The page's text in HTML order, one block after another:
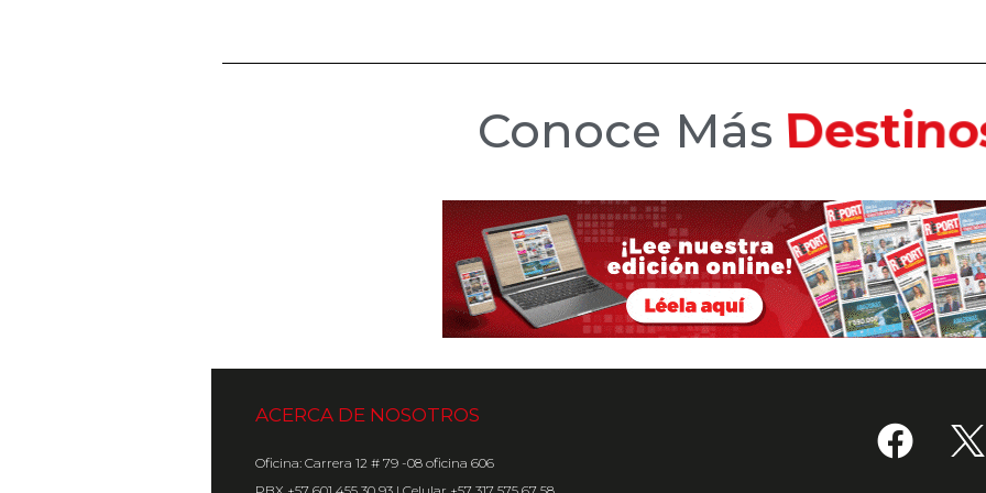
Conoce Más
ACERCA DE NOSOTROS
Oficina: Carrera 12 # 79 -08 oficina 606